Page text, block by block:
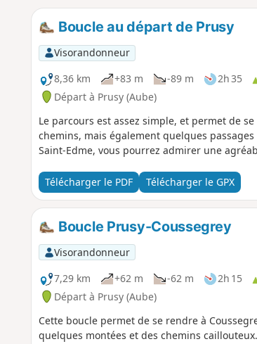
Boucle au départ de Prusy
Visorandonneur
8,36 km
+83 m -89 m 2h 35
Départ à Prusy (Aube)
Le parcours est assez simple, et permet de
chemins, mais également quelques
Saint-Edme, vous pourrez admirer une
Télécharger le PDF Télécharger le GPX
Boucle Prusy-Coussegrey
Visorandonneur
7,29 km
+62 m -62 m 2h 15
Départ à Prusy (Aube)
Cette boucle permet de se rendre à
quelques montées et des chemins